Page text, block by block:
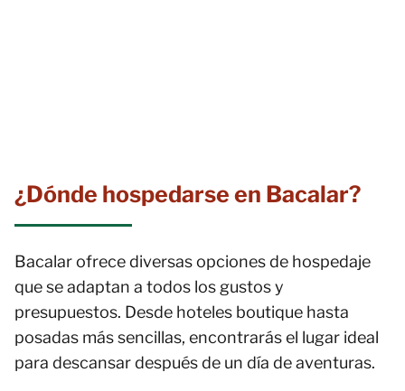
¿Dónde hospedarse en Bacalar?
Bacalar ofrece diversas opciones de hospedaje
que se adaptan a todos los gustos y
presupuestos. Desde hoteles boutique hasta
posadas más sencillas, encontrarás el lugar ideal
para descansar después de un día de aventuras.